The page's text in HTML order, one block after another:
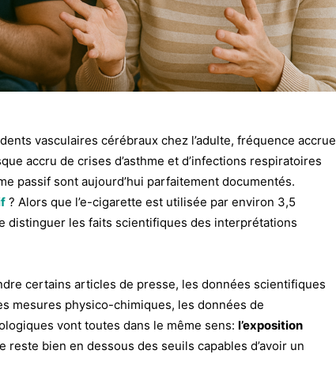
vasculaires cérébraux chez l’adulte, fréquence accrue
accru de crises d’asthme et d’infections respiratoires
passif sont aujourd’hui parfaitement documentés.
? Alors que l’e-cigarette est utilisée par environ 3,5
distinguer les faits scientifiques des interprétations
certains articles de presse, les données scientifiques
mesures physico-chimiques, les données de
vont toutes dans le même sens: l’exposition
reste bien en dessous des seuils capables d’avoir un